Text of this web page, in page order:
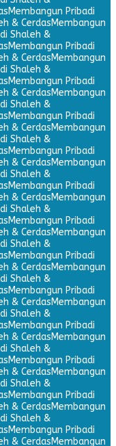
Membangun Pribadi
& CerdasMembangun
Shaleh &
Membangun Pribadi
& CerdasMembangun
Shaleh &
Membangun Pribadi
& CerdasMembangun
Shaleh &
Membangun Pribadi
& CerdasMembangun
Shaleh &
Membangun Pribadi
& CerdasMembangun
Shaleh &
Membangun Pribadi
& CerdasMembangun
Shaleh &
Membangun Pribadi
& CerdasMembangun
Shaleh &
Membangun Pribadi
& CerdasMembangun
Shaleh &
Membangun Pribadi
& CerdasMembangun
Shaleh &
Membangun Pribadi
& CerdasMembangun
Shaleh &
Membangun Pribadi
& CerdasMembangun
Shaleh &
Membangun Pribadi
& CerdasMembangun
Shaleh &
Membangun Pribadi
& CerdasMembangun